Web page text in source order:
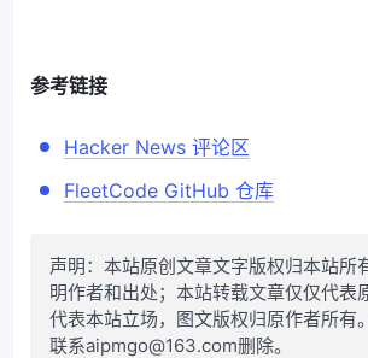
参考链接
Hacker News 评论区
FleetCode GitHub 仓库
声明：本站原创文章文字版权归本站所
明作者和出处；本站转载文章仅仅代表
代表本站立场，图文版权归原作者所有
联系aipmgo@163.com删除。